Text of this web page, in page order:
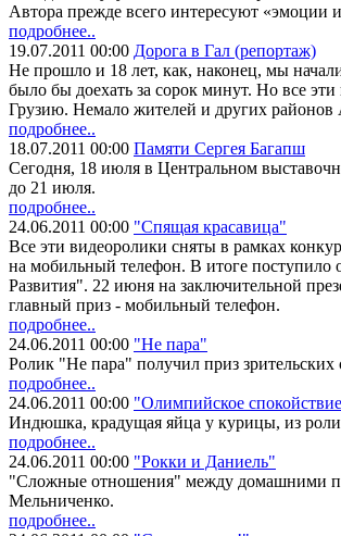
Автора прежде всего интересуют «эмоции
подробнее..
19.07.2011 00:00 Дорога в Гал (репортаж)
Не прошло и 18 лет, как, наконец, мы
было бы доехать за сорок минут. Но все
Грузию. Немало жителей и других районов
подробнее..
18.07.2011 00:00 Памяти Сергея Багапш
Сегодня, 18 июля в Центральном
до 21 июля.
подробнее..
24.06.2011 00:00 "Спящая красавица"
Все эти видеоролики сняты в рамках
на мобильный телефон. В итоге поступило
Развития". 22 июня на заключительной
главный приз - мобильный телефон.
подробнее..
24.06.2011 00:00 "Не пара"
Ролик "Не пара" получил приз
подробнее..
24.06.2011 00:00 "Олимпийское
Индюшка, крадущая яйца у курицы, из
подробнее..
24.06.2011 00:00 "Рокки и Даниель"
"Сложные отношения" между домашними
Мельниченко.
подробнее..